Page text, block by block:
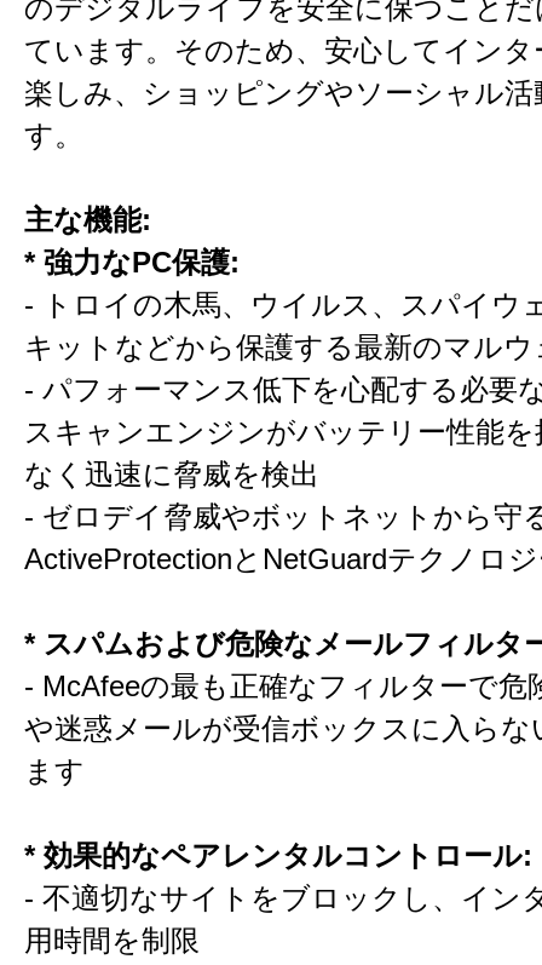
のデジタルライフを安全に保つこと
ています。そのため、安心してイン
楽しみ、ショッピングやソーシャル
す。
主な機能:
* 強力なPC保護:
- トロイの木馬、ウイルス、スパイウ
キットなどから保護する最新のマルウ
- パフォーマンス低下を心配する必要
スキャンエンジンがバッテリー性能
なく迅速に脅威を検出
- ゼロデイ脅威やボットネットから守
ActiveProtectionとNetGuardテクノロ
* スパムおよび危険なメールフィルタ
- McAfeeの最も正確なフィルターで危
や迷惑メールが受信ボックスに入らな
ます
* 効果的なペアレンタルコントロール:
- 不適切なサイトをブロックし、イン
用時間を制限